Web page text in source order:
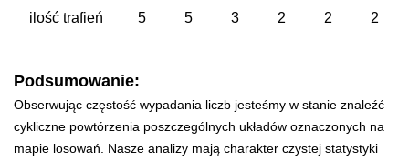
ilość trafień 5 5 3 2 2 2
Podsumowanie:
Obserwując częstość wypadania liczb jesteśmy w stanie znaleźć
cykliczne powtórzenia poszczególnych układów oznaczonych na
mapie losowań. Nasze analizy mają charakter czystej statystyki